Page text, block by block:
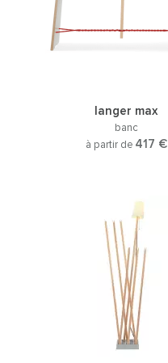
langer max
banc
à partir de 417 €